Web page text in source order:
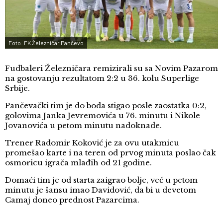
Foto: FK Železničar Pančevo
Fudbaleri Železničara remizirali su sa Novim Pazarom
na gostovanju rezultatom 2:2 u 36. kolu Superlige
Srbije.
Pančevački tim je do boda stigao posle zaostatka 0:2,
golovima Janka Jevremovića u 76. minutu i Nikole
Jovanovića u petom minutu nadoknade.
Trener Radomir Koković je za ovu utakmicu
promešao karte i na teren od prvog minuta poslao čak
osmoricu igrača mlađih od 21 godine.
Domaći tim je od starta zaigrao bolje, već u petom
minutu je šansu imao Davidović, da bi u devetom
Camaj doneo prednost Pazarcima.